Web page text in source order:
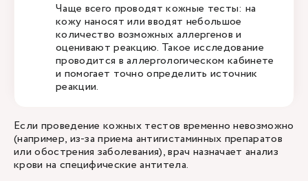
Чаще всего проводят кожные тесты: на
кожу наносят или вводят небольшое
количество возможных аллергенов и
оценивают реакцию. Такое исследование
проводится в аллергологическом кабинете
и помогает точно определить источник
реакции.
Если проведение кожных тестов временно невозможно
(например, из-за приема антигистаминных препаратов
или обострения заболевания), врач назначает анализ
крови на специфические антитела.